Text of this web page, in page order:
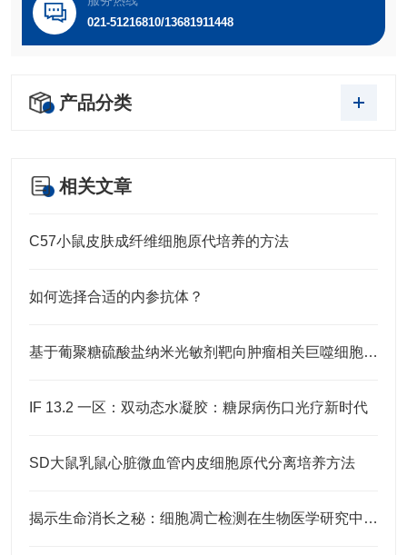
021-51216810/13681911448
产品分类
相关文章
C57小鼠皮肤成纤维细胞原代培养的方法
如何选择合适的内参抗体？
基于葡聚糖硫酸盐纳米光敏剂靶向肿瘤相关巨噬细胞的光动力抗癌疗法
IF 13.2 一区：双动态水凝胶：糖尿病伤口光疗新时代
SD大鼠乳鼠心脏微血管内皮细胞原代分离培养方法
揭示生命消长之秘：细胞凋亡检测在生物医学研究中的应用